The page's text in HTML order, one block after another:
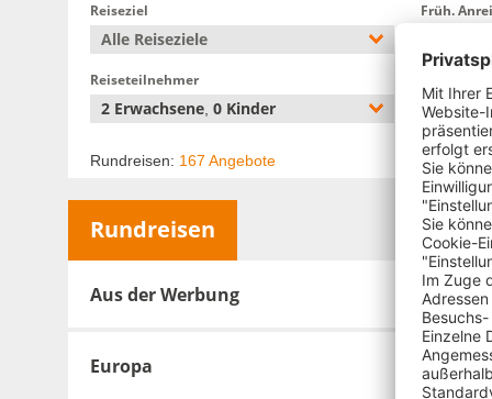
Reiseziel
Alle Reiseziele
Früh.
Reiseteilnehmer
2 Erwachsene 0 Kinder Alle
Rundreisen: 167 Angebote
Rundreisen
Aus der Werbung
Europa